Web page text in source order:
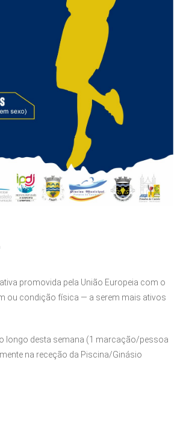
promovida pela União Europeia com o
ou condição física — a serem mais ativos
longo desta semana (1 marcação/pessoa
na receção da Piscina/Ginásio